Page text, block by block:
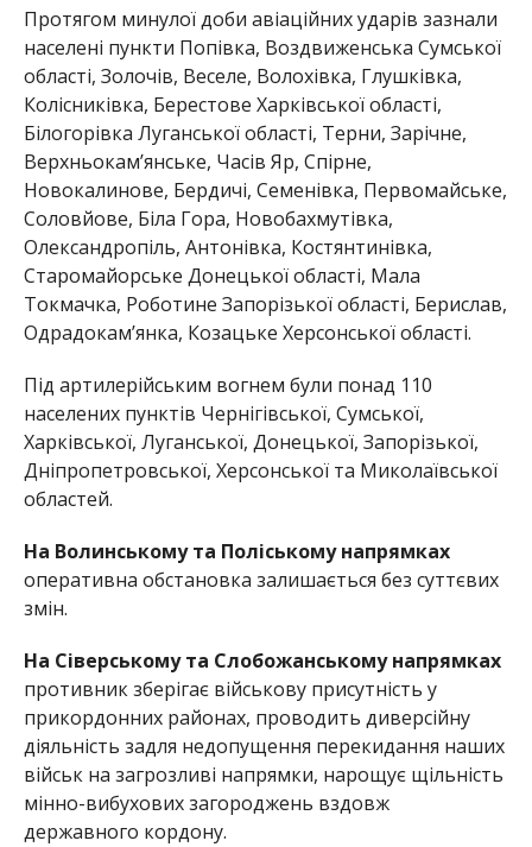
Протягом минулої доби авіаційних ударів зазнали
населені пункти Попівка, Воздвиженська Сумської
області, Золочів, Веселе, Волохівка, Глушківка,
Колісниківка, Берестове Харківської області,
Білогорівка Луганської області, Терни, Зарічне,
Верхньокам’янське, Часів Яр, Спірне,
Новокалинове, Бердичі, Семенівка, Первомайське,
Соловйове, Біла Гора, Новобахмутівка,
Олександропіль, Антонівка, Костянтинівка,
Старомайорське Донецької області, Мала
Токмачка, Роботине Запорізької області, Берислав,
Одрадокам’янка, Козацьке Херсонської області.
Під артилерійським вогнем були понад 110
населених пунктів Чернігівської, Сумської,
Харківської, Луганської, Донецької, Запорізької,
Дніпропетровської, Херсонської та Миколаївської
областей.
На Волинському та Поліському напрямках
оперативна обстановка залишається без суттєвих
змін.
На Сіверському та Слобожанському напрямках
противник зберігає військову присутність у
прикордонних районах, проводить диверсійну
діяльність задля недопущення перекидання наших
військ на загрозливі напрямки, нарощує щільність
мінно-вибухових загороджень вздовж
державного кордону.